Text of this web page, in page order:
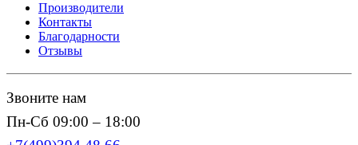
Производители
Контакты
Благодарности
Отзывы
Звоните нам
Пн-Сб 09:00 – 18:00